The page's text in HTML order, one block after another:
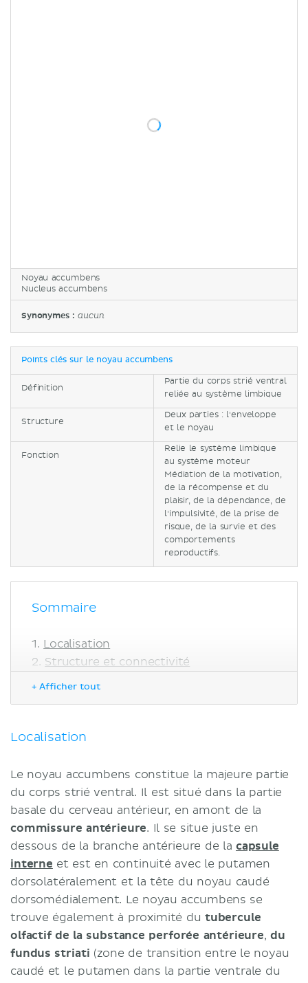
Noyau accumbens
Nucleus accumbens
Synonymes :aucun
Points clés sur le noyau accumbens
Définition
Partie du corps strié ventral
reliée au système limbique
Structure
Deux parties : l'enveloppe
et le noyau
Fonction
Relie le système limbique
au système moteur
Médiation de la motivation,
de la récompense et du
plaisir, de la dépendance, de
l'impulsivité, de la prise de
risque, de la survie et des
comportements
reproductifs.
Sommaire
Localisation
Structure et connectivité
+ Afficher tout
Localisation
Le noyau accumbens constitue la majeure partie
du corps strié ventral. Il est situé dans la partie
basale du cerveau antérieur, en amont de la
commissure antérieure. Il se situe juste en
dessous de la branche antérieure de la capsule
interne et est en continuité avec le putamen
dorsolatéralement et la tête du noyau caudé
dorsomédialement. Le noyau accumbens se
trouve également à proximité du tubercule
olfactif de la substance perforée antérieure,du
fundus striati (zone de transition entre le noyau
caudé et le putamen dans la partie ventrale du